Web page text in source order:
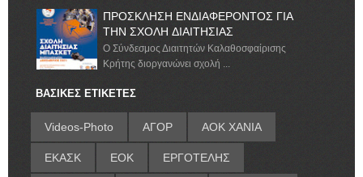
ΠΡΟΣΚΛΗΣΗ ΕΝΔΙΑΦΕΡΟΝΤΟΣ ΓΙΑ
ΤΗΝ ΣΧΟΛΗ ΔΙΑΙΤΗΣΙΑΣ
Ο Σύνδεσμος Διαιτητών Καλαθοσφαίρισης
Κρήτης διοργανώνει σχολή ...
ΒΑΣΙΚΕΣ ΕΤΙΚΕΤΕΣ
Videos-Photo ΑΓΟΡ ΑΟΚ ΧΑΝΙΑ
ΕΚΑΣΚ ΕΟΚ ΕΡΓΟΤΕΛΗΣ